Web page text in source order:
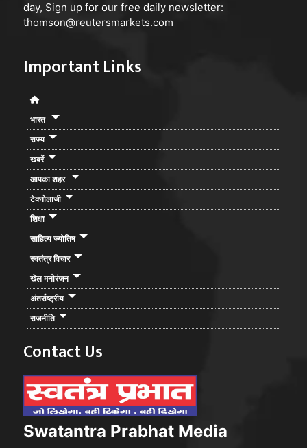
day, Sign up for our free daily newsletter:
thomson@reutersmarkets.com
Important Links
भारत
राज्य
खबरें
आपका शहर
टेक्नोलाजी
शिक्षा
साहित्य ज्योतिष
स्वतंत्र विचार
खेल मनोरंजन
अंतर्राष्ट्रीय
राजनीति
Contact Us
Swatantra Prabhat Media